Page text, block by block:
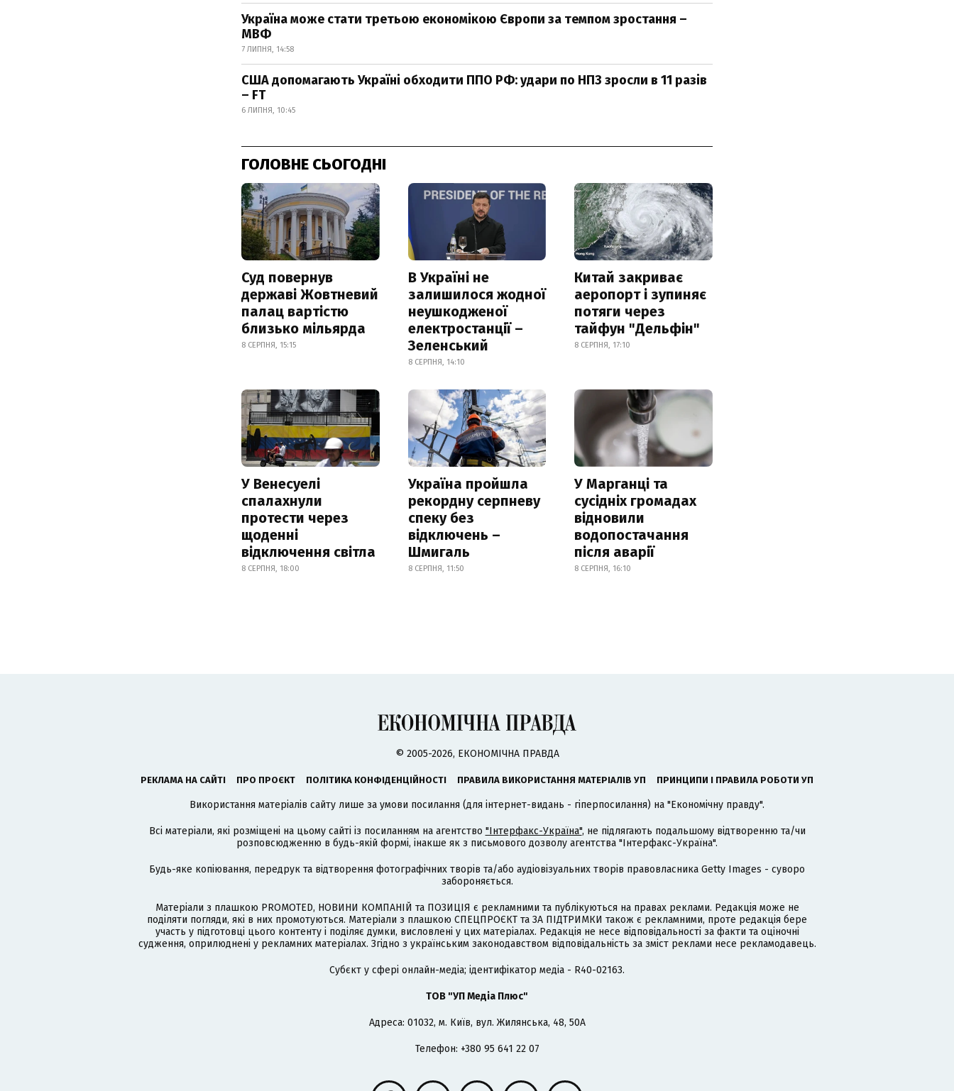
Україна може стати третьою економікою Європи за темпом зростання –
МВФ
7 ЛИПНЯ, 14:58
США допомагають Україні обходити ППО РФ: удари по НПЗ зросли в 11 разів
– FT
6 ЛИПНЯ, 10:45
ГОЛОВНЕ СЬОГОДНІ
Суд повернув
державі Жовтневий
палац вартістю
близько мільярда
8 СЕРПНЯ, 15:15
В Україні не
залишилося жодної
неушкодженої
електростанції –
Зеленський
8 СЕРПНЯ, 14:10
Китай закриває
аеропорт і зупиняє
потяги через
тайфун "Дельфін"
8 СЕРПНЯ, 17:10
У Венесуелі
спалахнули
протести через
щоденні
відключення світла
8 СЕРПНЯ, 18:00
Україна пройшла
рекордну серпневу
спеку без
відключень –
Шмигаль
8 СЕРПНЯ, 11:50
У Марганці та
сусідніх громадах
відновили
водопостачання
після аварії
8 СЕРПНЯ, 16:10
© 2005-2026, ЕКОНОМІЧНА ПРАВДА
РЕКЛАМА НА САЙТІ ПРО ПРОЄКТ ПОЛІТИКА КОНФІДЕНЦІЙНОСТІ ПРАВИЛА ВИКОРИСТАННЯ МАТЕРІАЛІВ УП ПРИНЦИПИ І ПРАВИЛА РОБОТИ УП
Використання матеріалів сайту лише за умови посилання (для інтернет-видань - гіперпосилання) на "Економічну правду".
Всі матеріали, які розміщені на цьому сайті із посиланням на агентство "Інтерфакс-Україна", не підлягають подальшому відтворенню та/чи
розповсюдженню в будь-якій формі, інакше як з письмового дозволу агентства "Інтерфакс-Україна".
Будь-яке копіювання, передрук та відтворення фотографічних творів та/або аудіовізуальних творів правовласника Getty Images - суворо
забороняється.
Матеріали з плашкою PROMOTED, НОВИНИ КОМПАНІЙ та ПОЗИЦІЯ є рекламними та публікуються на правах реклами. Редакція може не
поділяти погляди, які в них промотуються. Матеріали з плашкою СПЕЦПРОЄКТ та ЗА ПІДТРИМКИ також є рекламними, проте редакція бере
участь у підготовці цього контенту і поділяє думки, висловлені у цих матеріалах. Редакція не несе відповідальності за факти та оціночні
судження, оприлюднені у рекламних матеріалах. Згідно з українським законодавством відповідальність за зміст реклами несе рекламодавець.
Cубєкт у сфері онлайн-медіа; ідентифікатор медіа - R40-02163.
ТОВ "УП Медіа Плюс"
Адреса: 01032, м. Київ, вул. Жилянська, 48, 50А
Телефон: +380 95 641 22 07